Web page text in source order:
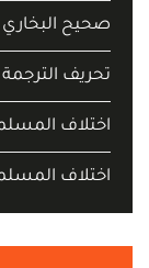
صحيح
تحريف الترجمة
اختلاف
اختلاف